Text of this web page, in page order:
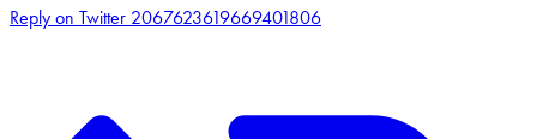
Reply on Twitter 2067623619669401806